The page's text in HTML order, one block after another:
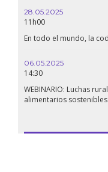
24.09.2024
19:00
Conferencia La
18.09.2024
Soberanía